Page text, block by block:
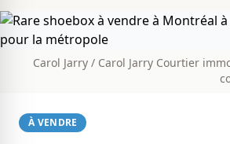
Carol Jarry / Carol Jarry Courtier
À VENDRE